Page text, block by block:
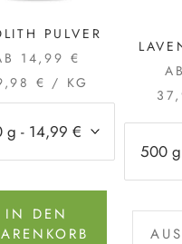
PULVER
14,99 €
€ / KG
IN DEN